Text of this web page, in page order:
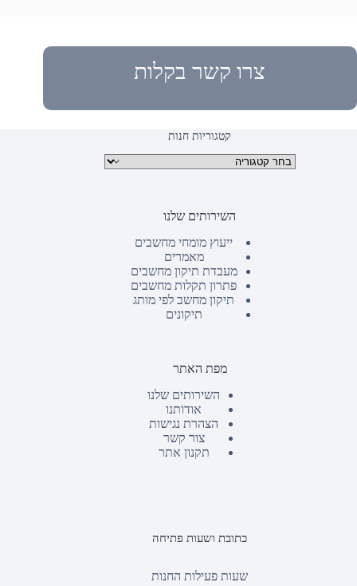
צרו קשר בקלות
קטגוריות חנות
קטגוריות מוצרים
השירותים שלנו
ייעוץ מומחי מחשבים
מאמרים
מעבדת תיקון מחשבים
פתרון תקלות מחשבים
תיקון מחשב לפי מותג
תיקונים
מפת האתר
השירותים שלנו
אודותנו
הצהרת נגישות
צור קשר
תקנון אתר
כתובת ושעות פתיחה
שעות פעילות החנות